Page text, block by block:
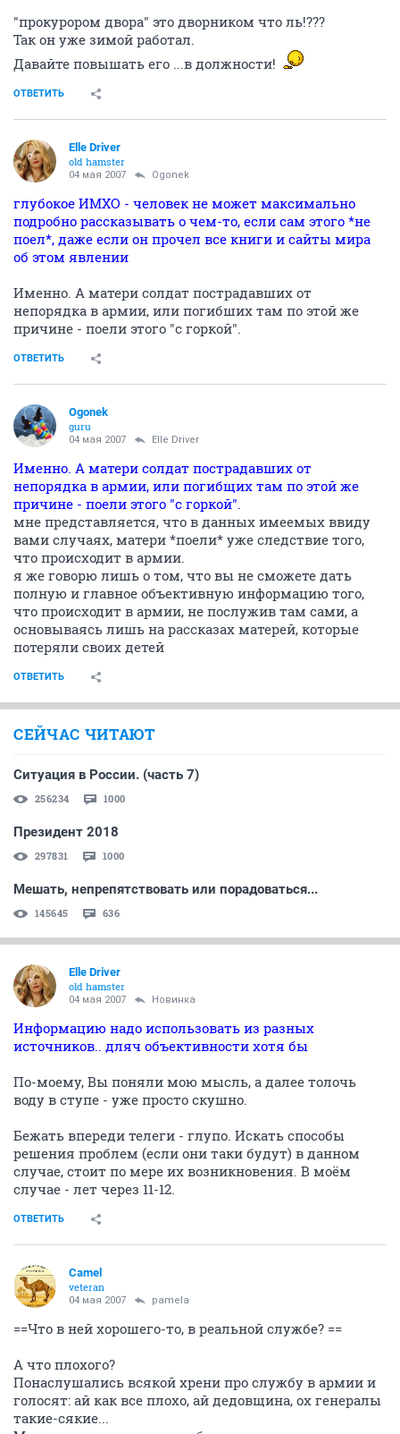
"прокурором двора" это дворником что ль!???
Так он уже зимой работал.
Давайте повышать его ...в должности!
ОТВЕТИТЬ
Elle Driver
old hamster
04 мая 2007 Ogonek
глубокое ИМХО - человек не может максимально
подробно рассказывать о чем-то, если сам этого *не
поел*, даже если он прочел все книги и сайты мира
об этом явлении
Именно. А матери солдат пострадавших от
непорядка в армии, или погибших там по этой же
причине - поели этого "с горкой".
ОТВЕТИТЬ
Ogonek
guru
04 мая 2007 Elle Driver
Именно. А матери солдат пострадавших от
непорядка в армии, или погибщих там по этой же
причине - поели этого "с горкой".
мне представляется, что в данных имеемых ввиду
вами случаях, матери *поели* уже следствие того,
что происходит в армии.
я же говорю лишь о том, что вы не сможете дать
полную и главное объективную информацию того,
что происходит в армии, не послужив там сами, а
основываясь лишь на рассказах матерей, которые
потеряли своих детей
ОТВЕТИТЬ
СЕЙЧАС ЧИТАЮТ
Ситуация в России. (часть 7)
256234 1000
Президент 2018
297831 1000
Мешать, непрепятствовать или порадоваться...
145645 636
Elle Driver
old hamster
04 мая 2007 Новинка
Информацию надо использовать из разных
источников.. дляч объективности хотя бы
По-моему, Вы поняли мою мысль, а далее толочь
воду в ступе - уже просто скушно.
Бежать впереди телеги - глупо. Искать способы
решения проблем (если они таки будут) в данном
случае, стоит по мере их возникновения. В моём
случае - лет через 11-12.
ОТВЕТИТЬ
Camel
veteran
04 мая 2007 pamela
==Что в ней хорошего-то, в реальной службе? ==
А что плохого?
Понаслушались всякой хрени про службу в армии и
голосят: ай как все плохо, ай дедовщина, ох генералы
такие-сякие...